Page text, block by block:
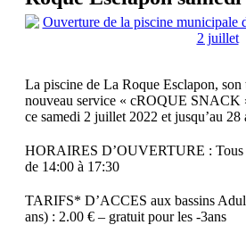
La piscine de La Roque Esclapon,
nouveau service « cROQUE SNACK
ce samedi 2 juillet 2022 et jusqu’au 28
HORAIRES D’OUVERTURE : Tous
de 14:00 à 17:30
TARIFS* D’ACCES aux bassins
ans) : 2.00 € – gratuit pour les -3ans